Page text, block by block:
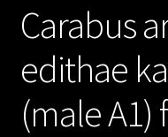
Carabus
edithae
(male A1)